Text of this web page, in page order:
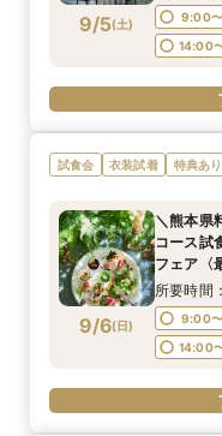
9/5(土) 9:00〜
14:00
試食会 衣装試着 特典あり
9/6(日)
＼熊本県
コース試
フェア〈
所要時間
9:00〜
14:00